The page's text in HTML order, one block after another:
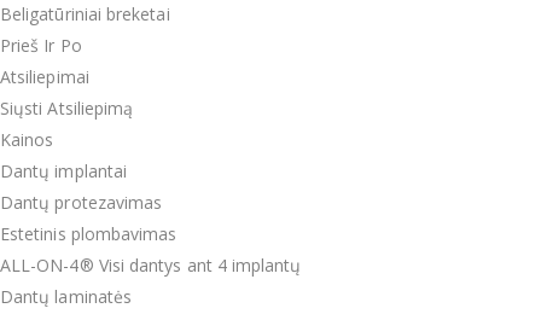
Beligatūriniai breketai
Prieš Ir Po
Atsiliepimai
Siųsti Atsiliepimą
Kainos
Dantų implantai
Dantų protezavimas
Estetinis plombavimas
ALL-ON-4® Visi dantys ant 4 implantų
Dantų laminatės